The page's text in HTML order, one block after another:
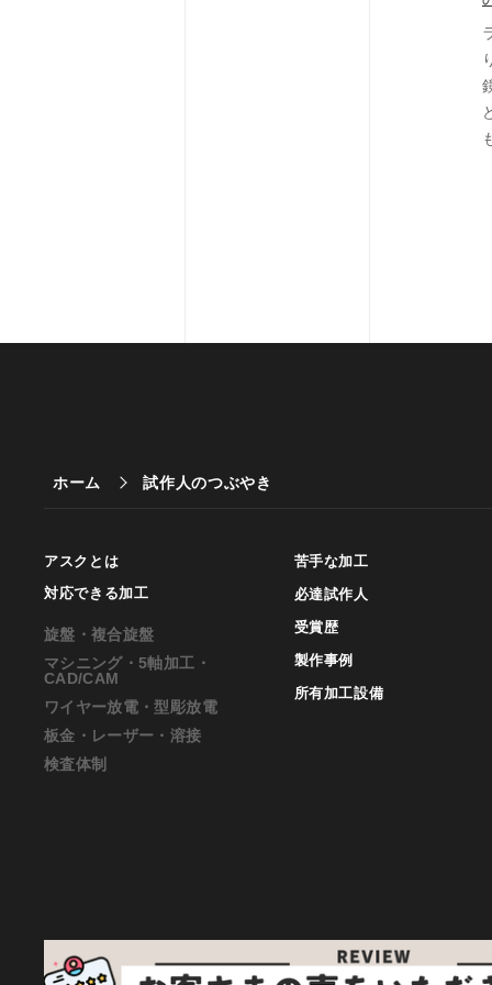
ホーム 試作人のつぶやき
アスクとは
対応できる加工
旋盤・複合旋盤
マシニング・5軸加工・
CAD/CAM
ワイヤー放電・型彫放電
板金・レーザー・溶接
検査体制
苦手な加工
必達試作人
受賞歴
製作事例
所有加工設備